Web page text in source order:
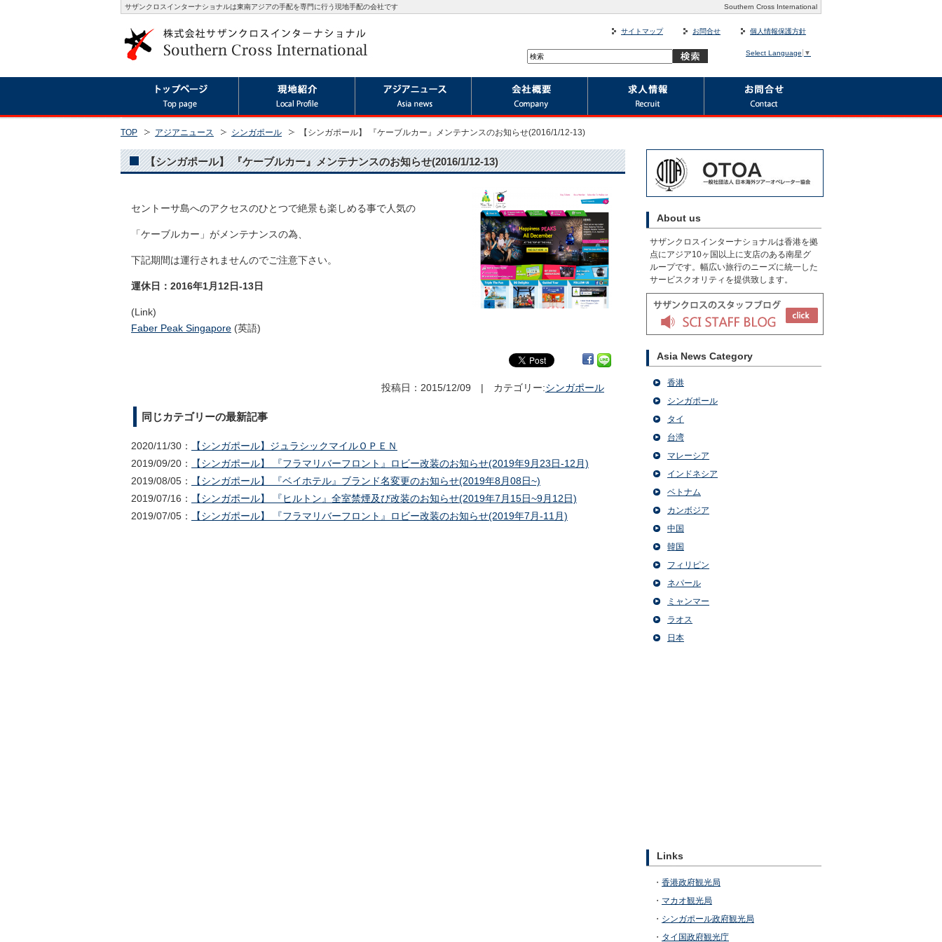
サザンクロスインターナショナルは東南アジアの手配を専門に行う現地手配の会社です Southern Cross International
サイトマップ お問合せ 個人情報保護方針
Select Language ▼
TOP アジアニュース シンガポール 【シンガポール】 『ケーブルカー』メンテナンスのお知らせ(2016/1/12-13)
【シンガポール】 『ケーブルカー』メンテナンスのお知らせ(2016/1/12-13)
セントーサ島へのアクセスのひとつで絶景も楽しめる事で人気の
「ケーブルカー」がメンテナンスの為、
下記期間は運行されませんのでご注意下さい。
運休日：2016年1月12日-13日
(Link)
Faber Peak Singapore (英語)
投稿日：2015/12/09 | カテゴリー:シンガポール
同じカテゴリーの最新記事
2020/11/30：
【シンガポール】ジュラシックマイルＯＰＥＮ
2019/09/20：
【シンガポール】 『フラマリバーフロント』ロビー改装のお知らせ(2019年9月23日-12月)
2019/08/05：
【シンガポール】 『ベイホテル』ブランド名変更のお知らせ(2019年8月08日~)
2019/07/16：
【シンガポール】 『ヒルトン』全室禁煙及び改装のお知らせ(2019年7月15日~9月12日)
2019/07/05：
【シンガポール】 『フラマリバーフロント』ロビー改装のお知らせ(2019年7月-11月)
About us
サザンクロスインターナショナルは香港を拠
点にアジア10ヶ国以上に支店のある南星グ
ループです。幅広い旅行のニーズに統一した
サービスクオリティを提供致します。
Asia News Category
香港
シンガポール
タイ
台湾
マレーシア
インドネシア
ベトナム
カンボジア
中国
韓国
フィリピン
ネパール
ミャンマー
ラオス
日本
Links
・ 香港政府観光局
・ マカオ観光局
・ シンガポール政府観光局
・ タイ国政府観光庁